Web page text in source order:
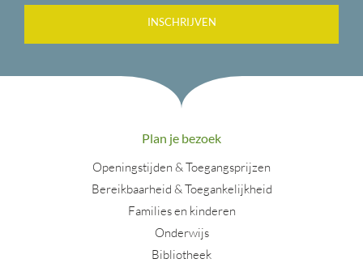
INSCHRIJVEN
Plan je bezoek
Openingstijden & Toegangsprijzen
Bereikbaarheid & Toegankelijkheid
Families en kinderen
Onderwijs
Bibliotheek